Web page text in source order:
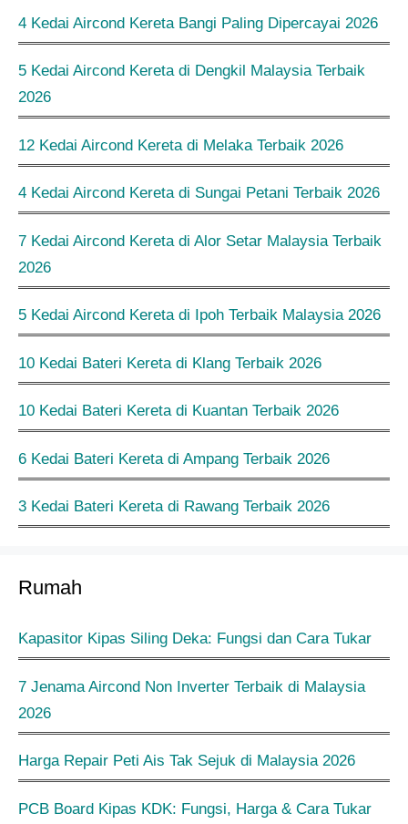
4 Kedai Aircond Kereta Bangi Paling Dipercayai 2026
5 Kedai Aircond Kereta di Dengkil Malaysia Terbaik
2026
12 Kedai Aircond Kereta di Melaka Terbaik 2026
4 Kedai Aircond Kereta di Sungai Petani Terbaik 2026
7 Kedai Aircond Kereta di Alor Setar Malaysia Terbaik
2026
5 Kedai Aircond Kereta di Ipoh Terbaik Malaysia 2026
10 Kedai Bateri Kereta di Klang Terbaik 2026
10 Kedai Bateri Kereta di Kuantan Terbaik 2026
6 Kedai Bateri Kereta di Ampang Terbaik 2026
3 Kedai Bateri Kereta di Rawang Terbaik 2026
Rumah
Kapasitor Kipas Siling Deka: Fungsi dan Cara Tukar
7 Jenama Aircond Non Inverter Terbaik di Malaysia
2026
Harga Repair Peti Ais Tak Sejuk di Malaysia 2026
PCB Board Kipas KDK: Fungsi, Harga & Cara Tukar